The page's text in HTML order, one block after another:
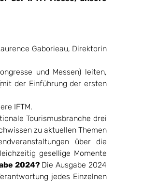
Gaborieau, Direktorin
und Messen) leiten,
der Einführung der ersten
IFTM.
Tourismusbranche drei
zu aktuellen Themen
über die
gesellige Momente
2024? Die Ausgabe 2024
jedes Einzelnen